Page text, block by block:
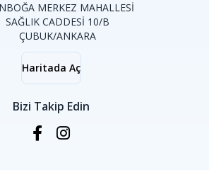
MERKEZ MAHALLESİ
SAĞLIK CADDESİ 10/B
ÇUBUK/ANKARA
Haritada Aç
Bizi Takip Edin